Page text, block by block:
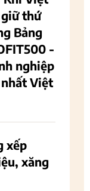
thứ
Bảng
-
nghiệp
Việt
xếp
xăng